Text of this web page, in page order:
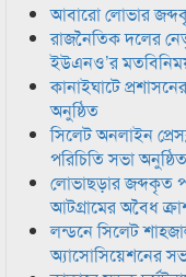
আবারো লোভার
রাজনৈতিক দলের
ইউএনও’র
কানাইঘাটে
অনুষ্ঠিত
সিলেট অনলাইন
পরিচিতি সভা অনুষ্ঠিত
লোভাছড়ার জব্দকৃত
আটগ্রামের অবৈধ
লন্ডনে সিলেট
অ্যাসোসিয়েশনের